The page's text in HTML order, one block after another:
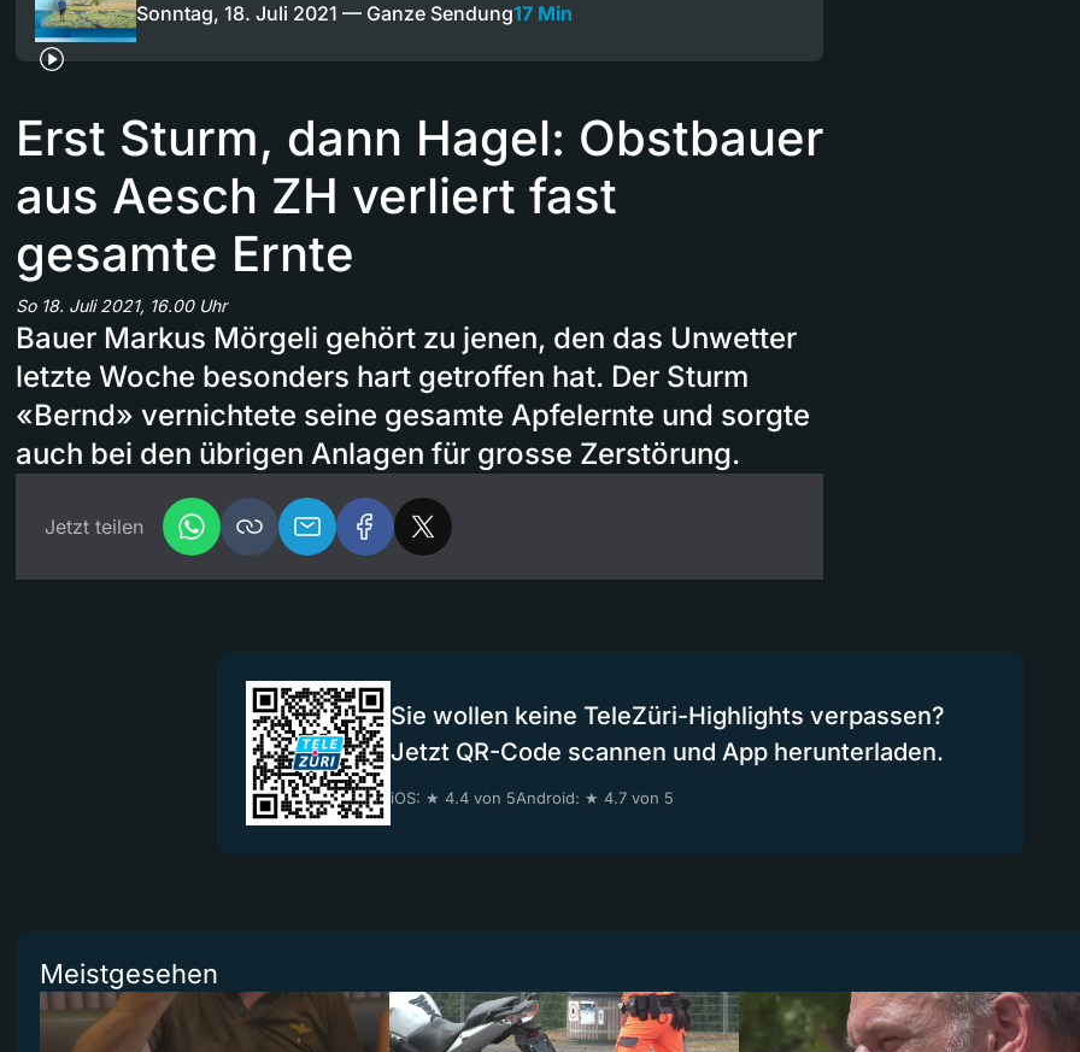
Sonntag, 18. Juli 2021 — Ganze Sendung17 Min
Erst Sturm, dann Hagel: Obstbauer
aus Aesch ZH verliert fast
gesamte Ernte
So 18. Juli 2021, 16.00 Uhr
Bauer Markus Mörgeli gehört zu jenen, den das Unwetter
letzte Woche besonders hart getroffen hat. Der Sturm
«Bernd» vernichtete seine gesamte Apfelernte und sorgte
auch bei den übrigen Anlagen für grosse Zerstörung.
Jetzt teilen
Sie wollen keine TeleZüri-Highlights verpassen?
Jetzt QR-Code scannen und App herunterladen.
iOS: ★ 4.4 von 5Android: ★ 4.7 von 5
Meistgesehen